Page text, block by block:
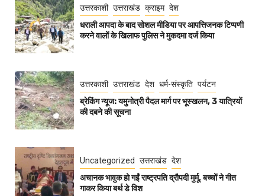
उत्तरकाशी उत्तराखंड क्राइम देश
धराली आपदा के बाद सोशल मीडिया पर आपत्तिजनक टिप्पणी
करने वालों के खिलाफ पुलिस ने मुकदमा दर्ज किया
उत्तरकाशी उत्तराखंड देश धर्म-संस्कृति पर्यटन
ब्रेकिंग न्यूज: यमुनोत्री पैदल मार्ग पर भूस्खलन, 3 यात्रियों
की दबने की सूचना
Uncategorized उत्तराखंड देश
अचानक भावुक हो गईं राष्ट्रपति द्रौपदी मुर्मू, बच्चों ने गीत
गाकर किया बर्थ डे विश